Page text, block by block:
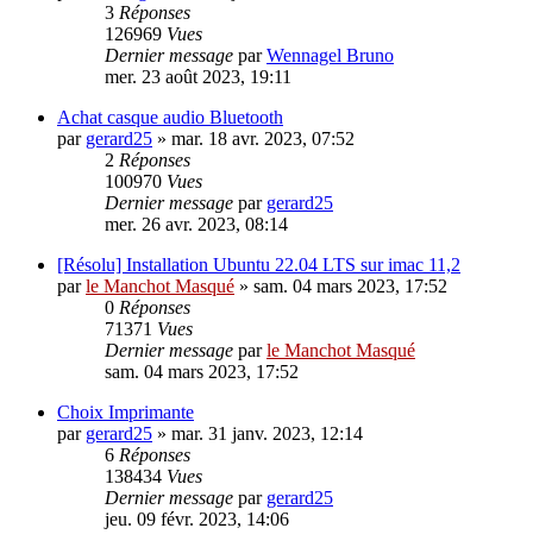
3 Réponses
126969 Vues
Dernier message parWennagel Bruno
mer. 23 août 2023, 19:11
Achat casque audio Bluetooth
par gerard25 » mar. 18 avr. 2023, 07:52
2 Réponses
100970 Vues
Dernier message par gerard25
mer. 26 avr. 2023, 08:14
[Résolu] Installation Ubuntu 22.04 LTS sur imac 11,2
parle Manchot Masqué » sam. 04 mars 2023, 17:52
0 Réponses
71371 Vues
Dernier message parle Manchot Masqué
sam. 04 mars 2023, 17:52
Choix Imprimante
par gerard25 » mar. 31 janv. 2023, 12:14
6 Réponses
138434 Vues
Dernier message par gerard25
jeu. 09 févr. 2023, 14:06